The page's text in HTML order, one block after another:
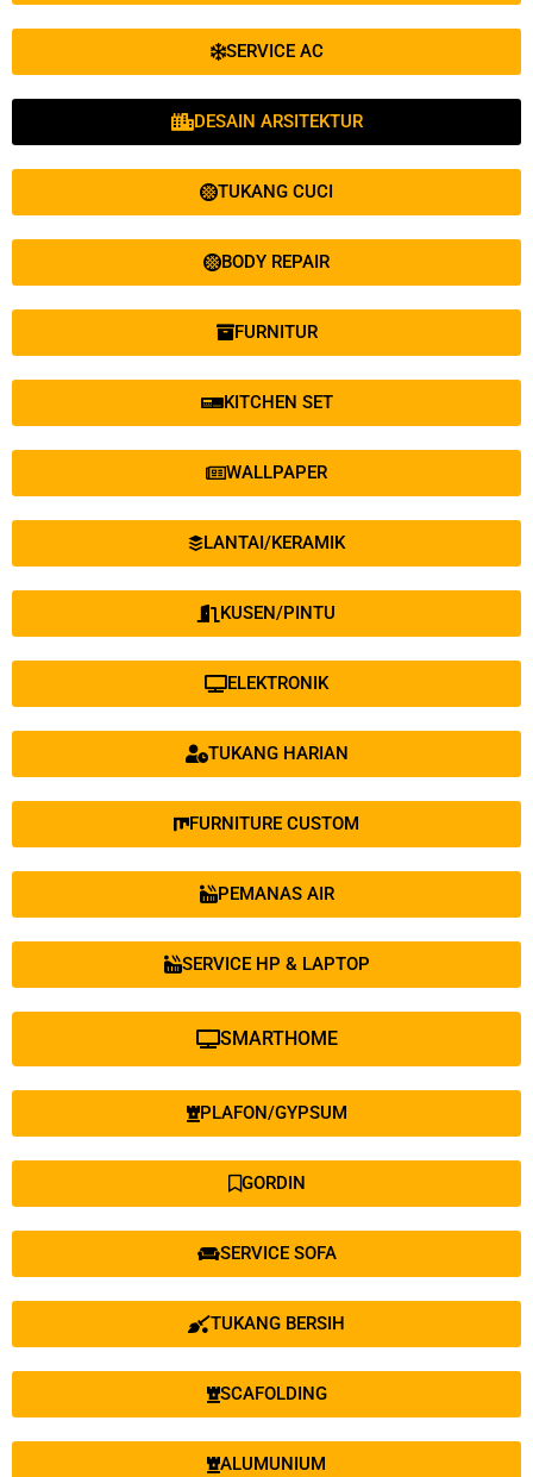
SERVICE AC
DESAIN ARSITEKTUR
TUKANG CUCI
BODY REPAIR
FURNITUR
KITCHEN SET
WALLPAPER
LANTAI/KERAMIK
KUSEN/PINTU
ELEKTRONIK
TUKANG HARIAN
FURNITURE CUSTOM
PEMANAS AIR
SERVICE HP & LAPTOP
SMARTHOME
PLAFON/GYPSUM
GORDIN
SERVICE SOFA
TUKANG BERSIH
SCAFOLDING
ALUMUNIUM